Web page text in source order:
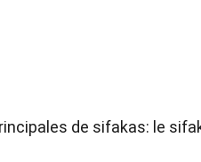
de sifakas: le